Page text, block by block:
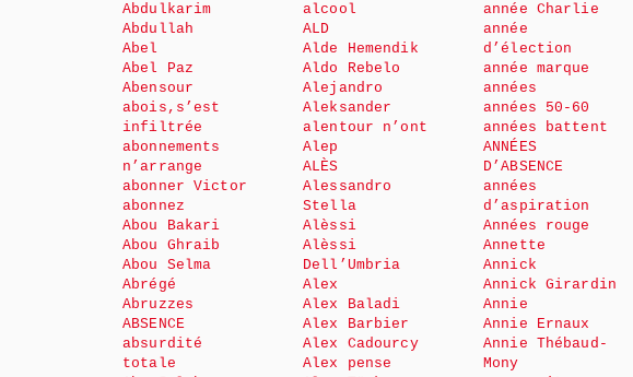
Abdulkarim
Abdullah
Abel
Abel Paz
Abensour
abois,s’est
infiltrée
abonnements
n’arrange
abonner Victor
abonnez
Abou Bakari
Abou Ghraib
Abou Selma
Abrégé
Abruzzes
ABSENCE
absurdité
totale
alcool
ALD
Alde Hemendik
Aldo Rebelo
Alejandro
Aleksander
alentour n’ont
Alep
ALÈS
Alessandro
Stella
Alèssi
Alèssi
Dell’Umbria
Alex
Alex Baladi
Alex Barbier
Alex Cadourcy
Alex pense
année Charlie
année
d’élection
année marque
années
années 50-60
années battent
ANNÉES
D’ABSENCE
années
d’aspiration
Années rouge
Annette
Annick
Annick Girardin
Annie
Annie Ernaux
Annie Thébaud-
Mony